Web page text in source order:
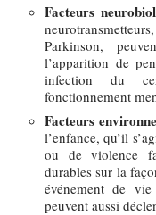
Facteurs
Parkinson,
l’apparition de
infection du
fonctionnement
Facteurs
l’enfance, qu’il
ou de violence
durables sur la
événement de
peuvent aussi